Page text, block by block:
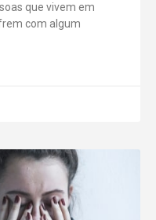
que vivem em
com algum